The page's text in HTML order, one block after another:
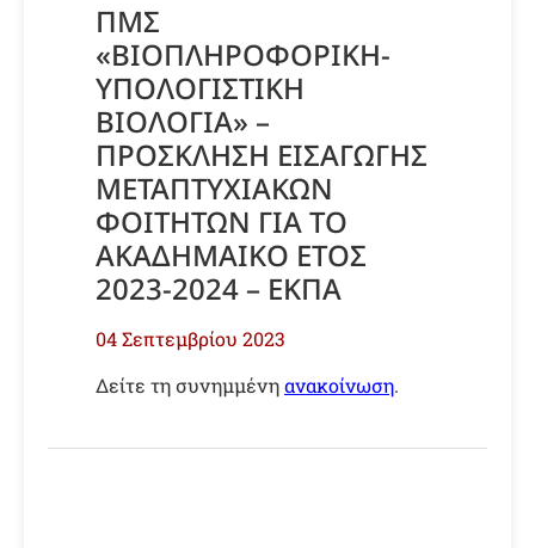
ΠΜΣ
«ΒΙΟΠΛΗΡΟΦΟΡΙΚΗ-
ΥΠΟΛΟΓΙΣΤΙΚΗ
ΒΙΟΛΟΓΙΑ» –
ΠΡΟΣΚΛΗΣΗ ΕΙΣΑΓΩΓΗΣ
ΜΕΤΑΠΤΥΧΙΑΚΩΝ
ΦΟΙΤΗΤΩΝ ΓΙΑ ΤΟ
ΑΚΑΔΗΜΑΙΚΟ ΕΤΟΣ
2023-2024 – ΕΚΠΑ
04 Σεπτεμβρίου 2023
Δείτε τη συνημμένηανακοίνωση.